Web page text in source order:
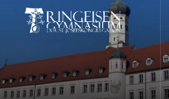
Unsere Schule